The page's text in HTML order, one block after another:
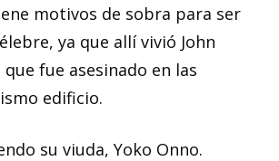
motivos de sobra para ser
ya que allí vivió John
fue asesinado en las
edificio.
su viuda, Yoko Onno.